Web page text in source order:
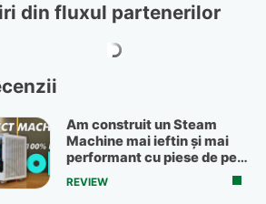
din fluxul partenerilor
Am construit un Steam
Machine mai ieftin și mai
performant cu piese de pe
OLX
REVIEW